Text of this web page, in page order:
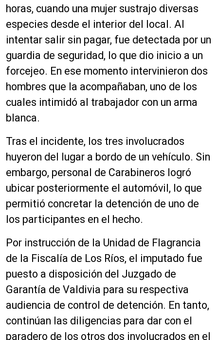
horas, cuando una mujer sustrajo diversas
especies desde el interior del local. Al
intentar salir sin pagar, fue detectada por un
guardia de seguridad, lo que dio inicio a un
forcejeo. En ese momento intervinieron dos
hombres que la acompañaban, uno de los
cuales intimidó al trabajador con un arma
blanca.
Tras el incidente, los tres involucrados
huyeron del lugar a bordo de un vehículo. Sin
embargo, personal de Carabineros logró
ubicar posteriormente el automóvil, lo que
permitió concretar la detención de uno de
los participantes en el hecho.
Por instrucción de la Unidad de Flagrancia
de la Fiscalía de Los Ríos, el imputado fue
puesto a disposición del Juzgado de
Garantía de Valdivia para su respectiva
audiencia de control de detención. En tanto,
continúan las diligencias para dar con el
paradero de los otros dos involucrados en el